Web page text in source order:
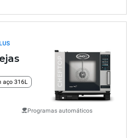
aço 316L
Programas automáticos